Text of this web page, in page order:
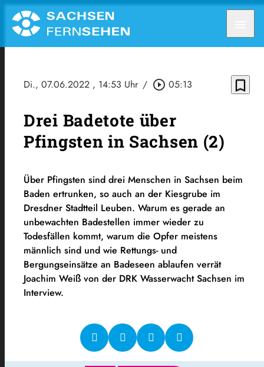
Di., 07.06.2022 , 14:53 Uhr / play_circle_outline 05:13 bookmark_border
Drei Badetote über
Pfingsten in Sachsen (2)
Über Pfingsten sind drei Menschen in Sachsen beim
Baden ertrunken, so auch an der Kiesgrube im
Dresdner Stadtteil Leuben. Warum es gerade an
unbewachten Badestellen immer wieder zu
Todesfällen kommt, warum die Opfer meistens
männlich sind und wie Rettungs- und
Bergungseinsätze an Badeseen ablaufen verrät
Joachim Weiß von der DRK Wasserwacht Sachsen im
Interview.